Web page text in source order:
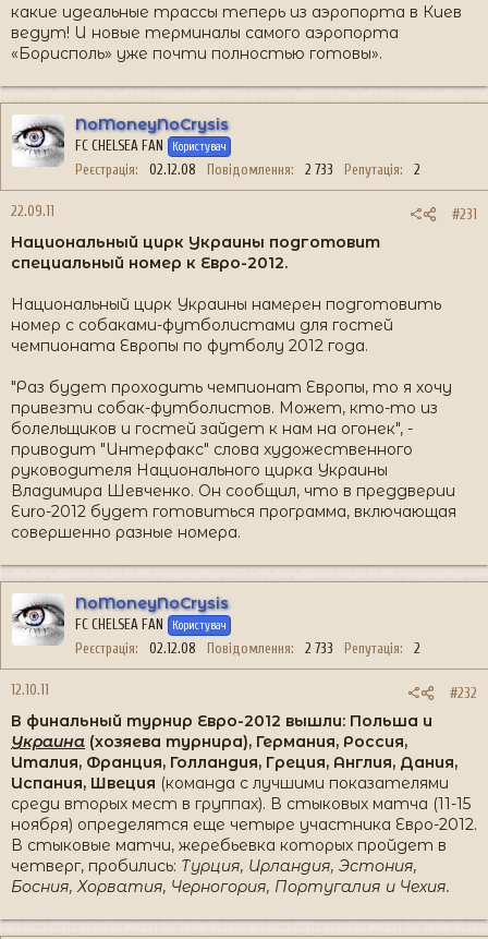
какие идеальные трассы теперь из аэропорта в Киев
ведут! И новые терминалы самого аэропорта
«Борисполь» уже почти полностью готовы».
NoMoneyNoCrysis
FC CHELSEA FAN Користувач
Реєстрація 02.12.08 Повідомлення 2 733 Репутація 2
22.09.11 #231
Национальный цирк Украины подготовит
специальный номер к Евро-2012.
Национальный цирк Украины намерен подготовить
номер с собаками-футболистами для гостей
чемпионата Европы по футболу 2012 года.
"Раз будет проходить чемпионат Европы, то я хочу
привезти собак-футболистов. Может, кто-то из
болельщиков и гостей зайдет к нам на огонек", -
приводит "Интерфакс" слова художественного
руководителя Национального цирка Украины
Владимира Шевченко. Он сообщил, что в преддверии
Euro-2012 будет готовиться программа, включающая
совершенно разные номера.
NoMoneyNoCrysis
FC CHELSEA FAN Користувач
Реєстрація 02.12.08 Повідомлення 2 733 Репутація 2
12.10.11 #232
В финальный турнир Евро-2012 вышли: Польша и
Украина (хозяева турнира), Германия, Россия,
Италия, Франция, Голландия, Греция, Англия, Дания,
Испания, Швеция (команда с лучшими показателями
среди вторых мест в группах). В стыковых матча (11-15
ноября) определятся еще четыре участника Евро-2012.
В стыковые матчи, жеребьевка которых пройдет в
четверг, пробились: Турция, Ирландия, Эстония,
Босния, Хорватия, Черногория, Португалия и Чехия.